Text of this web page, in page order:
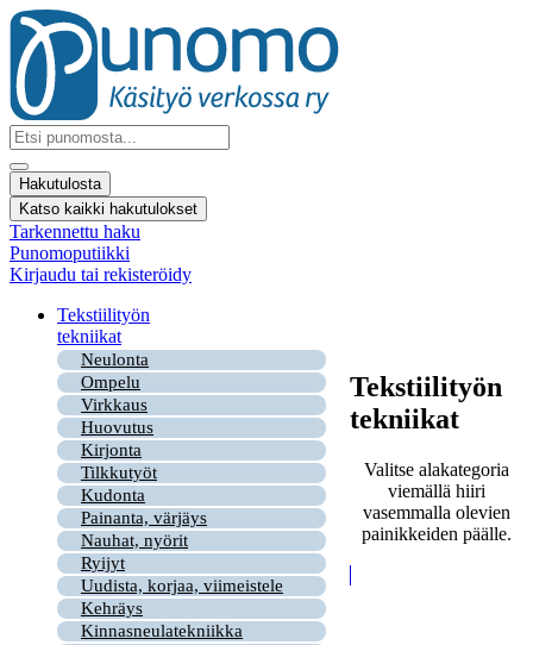
Mene
sisältöön
Search
...
Hakutulosta
Katso kaikki hakutulokset
Tarkennettu haku
Punomoputiikki
Kirjaudu tai rekisteröidy
Tekstiilityön
tekniikat
Neulonta
Ompelu
Virkkaus
Huovutus
Kirjonta
Tilkkutyöt
Kudonta
Painanta, värjäys
Nauhat, nyörit
Ryijyt
Uudista, korjaa, viimeistele
Kehräys
Kinnasneulatekniikka
Tekstiilityön
tekniikat
Valitse alakategoria
viemällä hiiri
vasemmalla olevien
painikkeiden päälle.